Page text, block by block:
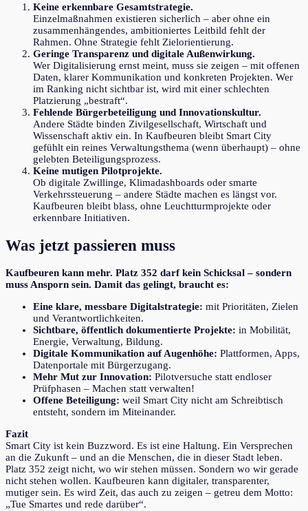
Keine erkennbare Gesamtstrategie.
Einzelmaßnahmen existieren sicherlich – aber ohne ein
zusammenhängendes, ambitioniertes Leitbild fehlt der
Rahmen. Ohne Strategie fehlt Zielorientierung.
Geringe Transparenz und digitale Außenwirkung.
Wer Digitalisierung ernst meint, muss sie zeigen – mit offenen
Daten, klarer Kommunikation und konkreten Projekten. Wer
im Ranking nicht sichtbar ist, wird mit einer schlechten
Platzierung „bestraft“.
Fehlende Bürgerbeteiligung und Innovationskultur.
Andere Städte binden Zivilgesellschaft, Wirtschaft und
Wissenschaft aktiv ein. In Kaufbeuren bleibt Smart City
gefühlt ein reines Verwaltungsthema (wenn überhaupt) – ohne
gelebten Beteiligungsprozess.
Keine mutigen Pilotprojekte.
Ob digitale Zwillinge, Klimadashboards oder smarte
Verkehrssteuerung – andere Städte machen es längst vor.
Kaufbeuren bleibt blass, ohne Leuchtturmprojekte oder
erkennbare Initiativen.
Was jetzt passieren muss
Kaufbeuren kann mehr. Platz 352 darf kein Schicksal – sondern
muss Ansporn sein. Damit das gelingt, braucht es:
Eine klare, messbare Digitalstrategie: mit Prioritäten, Zielen
und Verantwortlichkeiten.
Sichtbare, öffentlich dokumentierte Projekte: in Mobilität,
Energie, Verwaltung, Bildung.
Digitale Kommunikation auf Augenhöhe: Plattformen, Apps,
Datenportale mit Bürgerzugang.
Mehr Mut zur Innovation: Pilotversuche statt endloser
Prüfphasen – Machen statt verwalten!
Offene Beteiligung: weil Smart City nicht am Schreibtisch
entsteht, sondern im Miteinander.
Fazit
Smart City ist kein Buzzword. Es ist eine Haltung. Ein Versprechen
an die Zukunft – und an die Menschen, die in dieser Stadt leben.
Platz 352 zeigt nicht, wo wir stehen müssen. Sondern wo wir gerade
nicht stehen wollen. Kaufbeuren kann digitaler, transparenter,
mutiger sein. Es wird Zeit, das auch zu zeigen – getreu dem Motto:
„Tue Smartes und rede darüber“.